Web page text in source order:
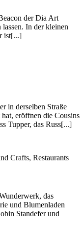
der Dia Art
In der kleinen
ist[...]
in derselben Straße
eröffnen die Cousins
Tupper, das Russ[...]
Crafts, Restaurants
das
und Blumenladen
Standefer und